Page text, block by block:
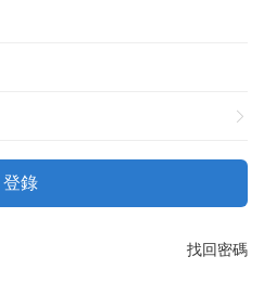
登錄
找回密碼